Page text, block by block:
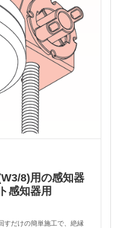
8)用の感知器
感知器用
すだけの簡単施工で、絶縁